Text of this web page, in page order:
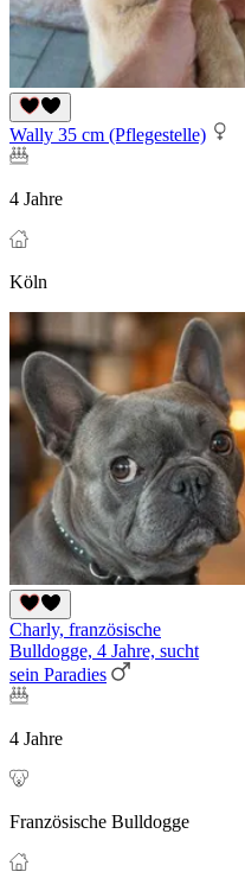
Wally 35 cm (Pflegestelle)
4 Jahre
Köln
Charly, französische
Bulldogge, 4 Jahre, sucht
sein Paradies
4 Jahre
Französische Bulldogge